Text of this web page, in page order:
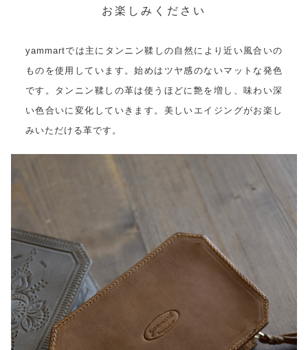
お楽しみください
yammartでは主にタンニン鞣しの自然により近い風合いの
ものを使用しています。始めはツヤ感のないマットな発色
です。タンニン鞣しの革は使うほどに艶を増し、味わい深
い色合いに変化していきます。美しいエイジングがお楽し
みいただける革です。